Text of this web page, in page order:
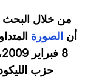
من خلال البحث
أن الصورة
حزب